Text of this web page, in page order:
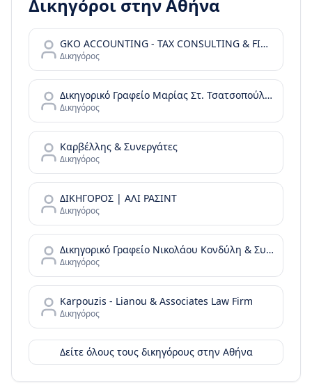
Δικηγόροι στηνΑθήνα
GKO ACCOUNTING - TAX CONSULTING & FINANCIAL SERVICES
Δικηγόρος
Δικηγορικό Γραφείο Μαρίας Στ. Τσατσοπούλου LAW it/Maria Tsatsopoulou Law office
Δικηγόρος
Καρβέλλης & Συνεργάτες
Δικηγόρος
ΔΙΚΗΓΟΡΟΣ | ΑΛΙ ΡΑΣΙΝΤ
Δικηγόρος
Δικηγορικό Γραφείο Νικολάου Κονδύλη & Συνεργατών - N. Kondylis & Partners Law Office
Δικηγόρος
Karpouzis - Lianou & Associates Law Firm
Δικηγόρος
Δείτε όλους τους δικηγόρους στην Αθήνα